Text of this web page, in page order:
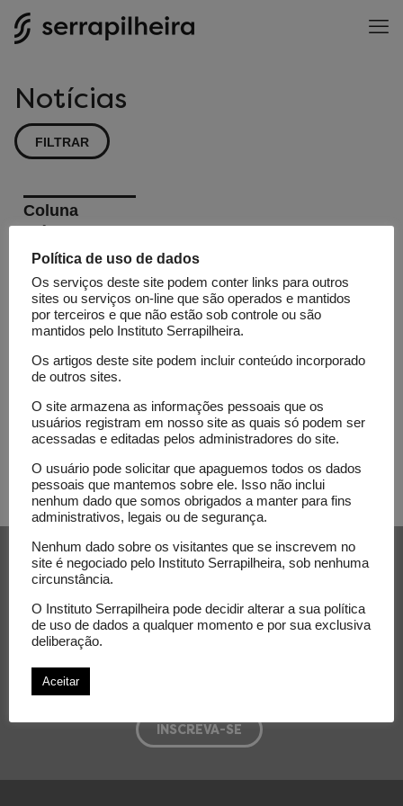
Notícias
FILTRAR
Coluna
Fundamental
Qual é o
preço de
uma
endemia
no futuro?
Receba nossa newsletter e
acompanhe as novidades do
Serrapilheira
Política de uso de dados
Os serviços deste site podem conter links para outros
sites ou serviços on-line que são operados e mantidos
por terceiros e que não estão sob controle ou são
mantidos pelo Instituto Serrapilheira.
Os artigos deste site podem incluir conteúdo incorporado
de outros sites.
O site armazena as informações pessoais que os
usuários registram em nosso site as quais só podem ser
acessadas e editadas pelos administradores do site.
O usuário pode solicitar que apaguemos todos os dados
pessoais que mantemos sobre ele. Isso não inclui
nenhum dado que somos obrigados a manter para fins
administrativos, legais ou de segurança.
Nenhum dado sobre os visitantes que se inscrevem no
site é negociado pelo Instituto Serrapilheira, sob nenhuma
circunstância.
O Instituto Serrapilheira pode decidir alterar a sua política
de uso de dados a qualquer momento e por sua exclusiva
deliberação.
Aceitar